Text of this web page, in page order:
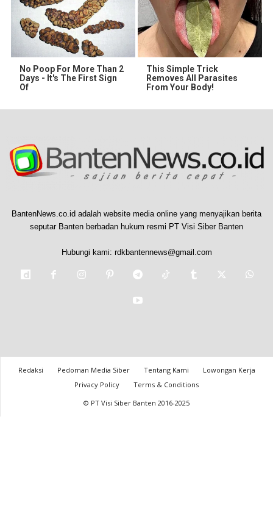
No Poop For More Than 2
Days - It's The First Sign
Of
This Simple Trick
Removes All Parasites
From Your Body!
BantenNews.co.id adalah website media online yang menyajikan berita
seputar Banten berbadan hukum resmi PT Visi Siber Banten
Hubungi kami: rdkbantennews@gmail.com
Redaksi Pedoman Media Siber Tentang Kami
Lowongan Kerja
Privacy Policy
Terms & Conditions
© PT Visi Siber Banten 2016-2025